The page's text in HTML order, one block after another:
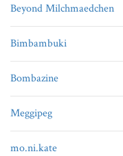
Beyond Milchmaedchen
Bimbambuki
Bombazine
Meggipeg
mo.ni.kate